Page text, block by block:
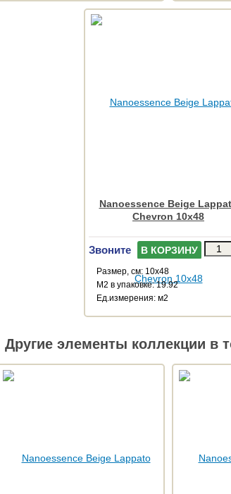
Nanoessence Beige
Chevron 10x48
Звоните В КОРЗИНУ
Размер, см: 10x48
М2 в упаковке: 19.92
Ед.измерения: м2
Другие элементы коллекции в